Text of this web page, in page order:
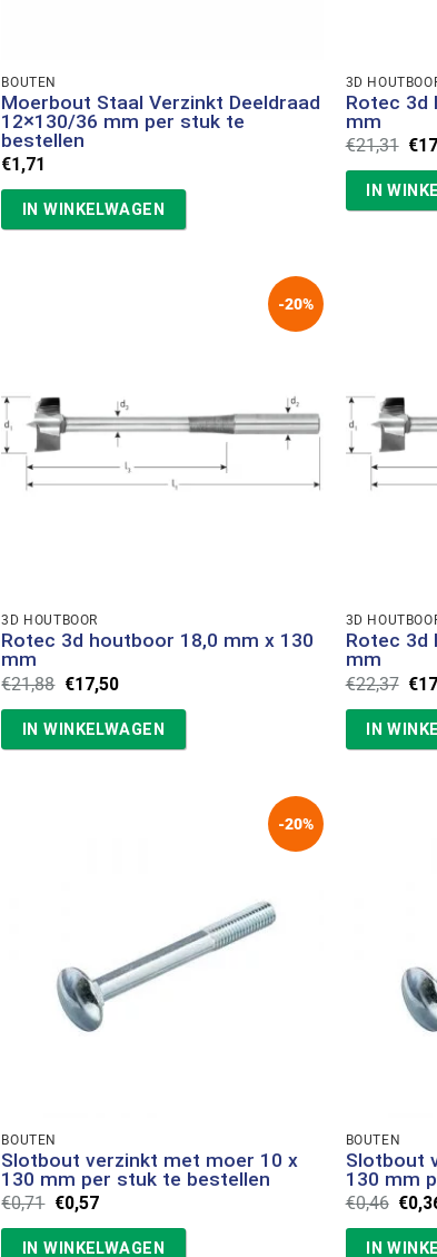
BOUTEN
Moerbout Staal Verzinkt Deeldraad
12×130/36 mm per stuk te
bestellen
€1,71
IN WINKELWAGEN
3D
Rotec 3d
mm
€21,31 €
IN
-20%
3D HOUTBOOR
Rotec 3d houtboor 18,0 mm x 130
mm
€21,88 Oorspronkelijke
prijs
was:
€21,88.
€17,50Huidige
is:
€17,50.
IN WINKELWAGEN
3D
Rotec 3d
mm
€22,37 €
IN
-20%
BOUTEN
Slotbout verzinkt met moer 10 x
130 mm per stuk te bestellen
€0,71 Oorspronkelijke
prijs
€0,71.
€0,57Huidige
€0,57.
IN WINKELWAGEN
BOUTEN
Slotbout
130 mm
€0,46
prijs
€
IN